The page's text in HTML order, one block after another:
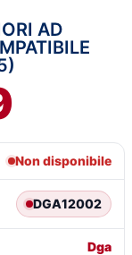
AD
IL
È:
€53,39.
Non disponibile
DGA12002
Dga